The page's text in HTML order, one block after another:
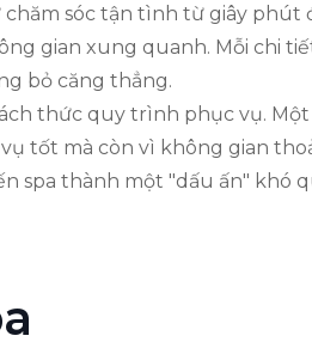
sóc tận tình từ giây phút
gian xung quanh. Mỗi chi
bỏ căng thẳng.
thức quy trình phục vụ.
tốt mà còn vì không gian
spa thành một "dấu ấn" khó